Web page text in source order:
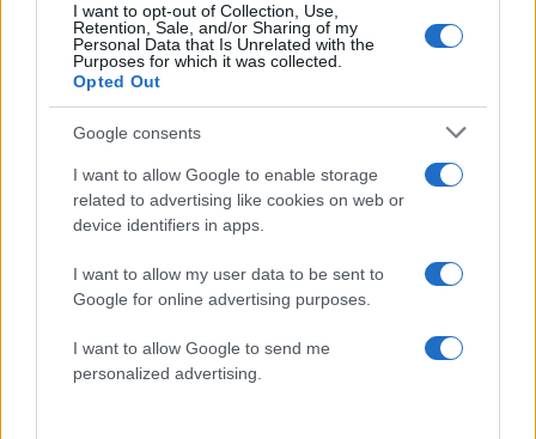
I want to opt-out of Collection, Use,
Retention, Sale, and/or Sharing of my
Personal Data that Is Unrelated with the
Purposes for which it was collected.
Opted Out
Google consents
I want to allow Google to enable storage
related to advertising like cookies on web or
device identifiers in apps.
I want to allow my user data to be sent to
Google for online advertising purposes.
I want to allow Google to send me
personalized advertising.
Σχόλια
7 Οκτωβρίου 2023, η «11η
Σεπτεμβρίου» του Ισραήλ:
Όταν η Χαμάς έσπειρε
θύελλα και θέρισε θάνατο
Το Ισραήλ ανακοίνωσε
εντόπισε βλήμα
εκτοξεύτηκε από τη